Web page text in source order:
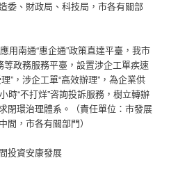
委、財政局、科技局，市各有關部
用南通“惠企通”政策直達平臺，我市
等政務服務平臺，設置涉企工單疾速
”，涉企工單“高效辦理”，為企業供
時“不打烊”咨詢投訴服務，樹立轉辦
閉環治理體系。（責任單位：市發展
間，市各有關部門）
投資安康發展